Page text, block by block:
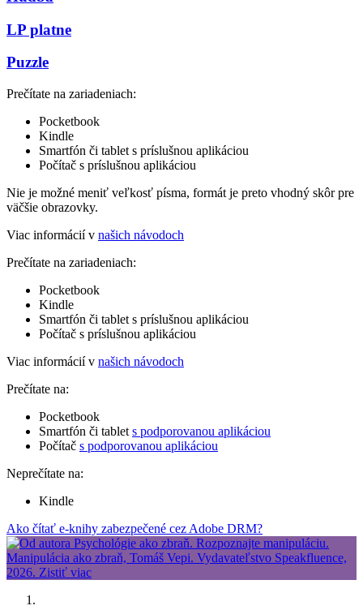
LP platne
Puzzle
Prečítate na zariadeniach:
Pocketbook
Kindle
Smartfón či tablet s príslušnou aplikáciou
Počítač s príslušnou aplikáciou
Nie je možné meniť veľkosť písma, formát je preto vhodný skôr pre
väčšie obrazovky.
Viac informácií v našich návodoch
Prečítate na zariadeniach:
Pocketbook
Kindle
Smartfón či tablet s príslušnou aplikáciou
Počítač s príslušnou aplikáciou
Viac informácií v našich návodoch
Prečítate na:
Pocketbook
Smartfón či tablet s podporovanou aplikáciou
Počítač s podporovanou aplikáciou
Neprečítate na:
Kindle
Ako čítať e-knihy zabezpečené cez Adobe DRM?